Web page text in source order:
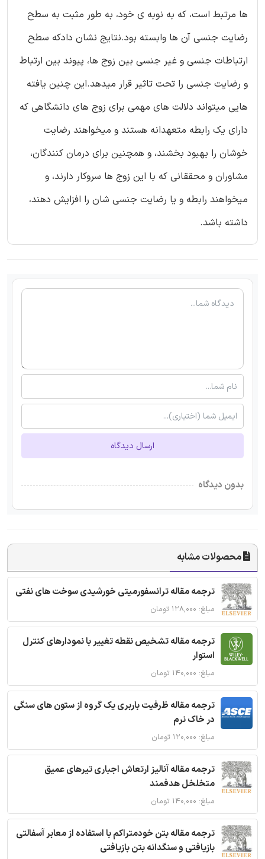
ها مرتبط است، که به نوبه ی خود، به طور مثبت به سطح
رضایت جنسی آن ها وابسته بود.نتایج نشان دادکه سطح
ارتباطات جنسی و غیر جنسی بین زوج ها، پیوند بین ارتباط
و رضایت جنسی را تحت تاثیر قرار میدهد.این چنین یافته
هایی میتواند دلالت های مهمی برای زوج های دانشگاهی که
دارای یک رابطه متعهدانه هستند و میخواهند رضایت
خوشان را بهبود بخشند، و همچنین برای درمان کنندگان،
مشاوران و محققانی که با این زوج ها سروکار دارند، و
میخواهند رابطه و یا رضایت جنسی شان را افزایش دهند،
داشته باشد.
ارسال دیدگاه
بدون دیدگاه
محصولات مشابه
ترجمه مقاله ترانسفورمیتی خورشیدی سوخت های نفتی
مبلغ: ۱۲۸,۰۰۰ تومان
ترجمه مقاله تشخیص نقطه تغییر با نمودارهای کنترل
استوار
مبلغ: ۱۴۰,۰۰۰ تومان
ترجمه مقاله ظرفیت باربری یک گروه از ستون های سنگی
در خاک نرم
مبلغ: ۱۲۰,۰۰۰ تومان
ترجمه مقاله آنالیز ارتعاش اجباری تیرهای عمیق
متخلخل هدفمند
مبلغ: ۱۴۰,۰۰۰ تومان
ترجمه مقاله بتن خودمتراکم با استفاده از معابر آسفالتی
بازیافتی و سنگدانه بتن بازیافتی